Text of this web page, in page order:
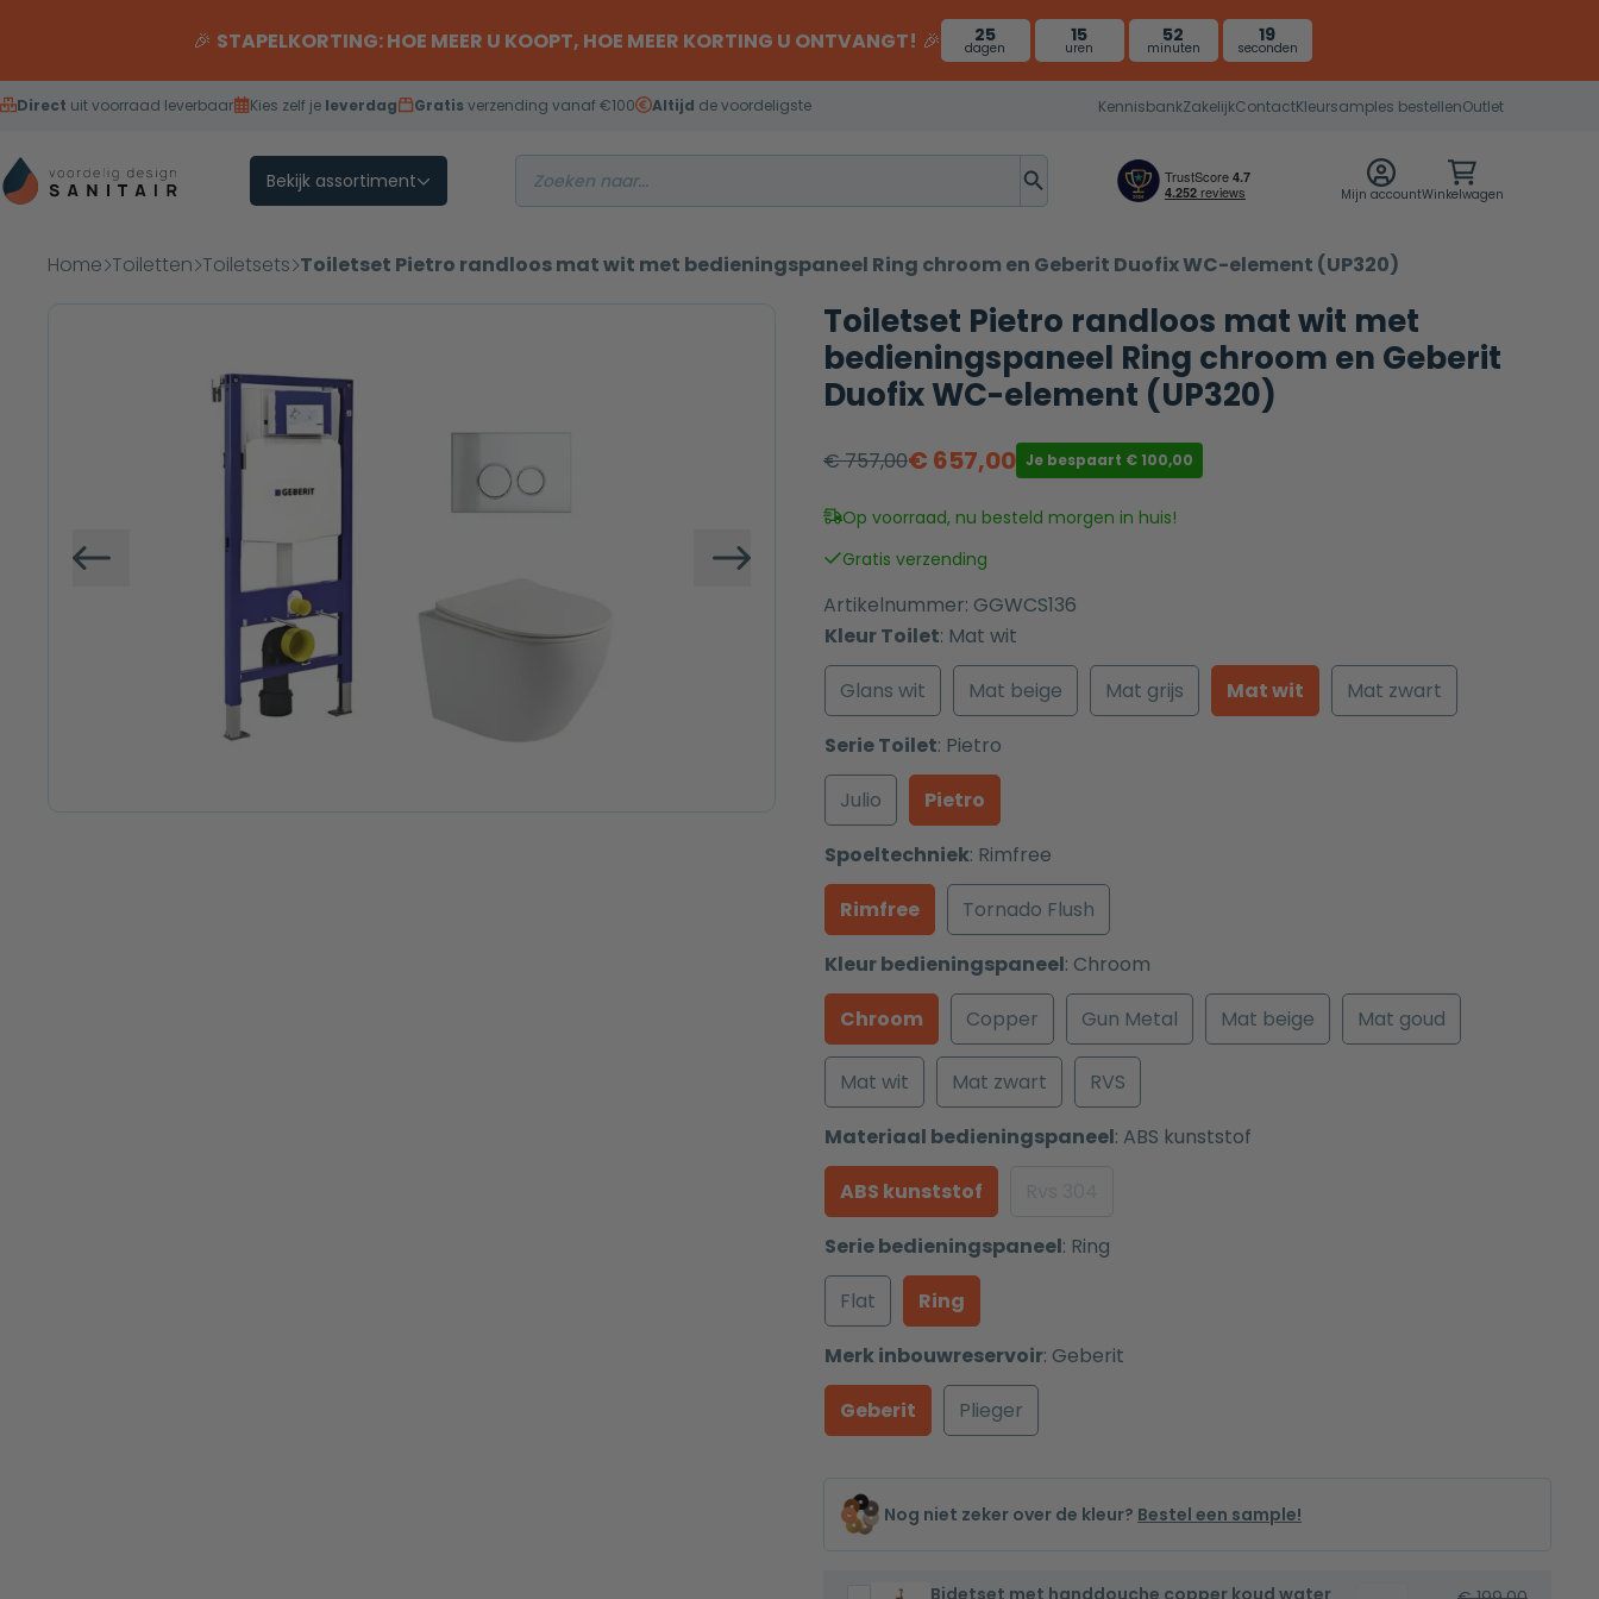
🎉 STAPELKORTING: HOE MEER U KOOPT, HOE MEER KORTING U ONTVANGT! 🎉 25
dagen
15
uren
52
minuten
18
seconden
Direct uit voorraad leverbaar Kies zelf je leverdag Gratisverzending vanaf €100 Altijd de voordeligste KennisbankZakelijkContactKleursamples bestellenOutlet
Bekijk assortiment
Mijn accountWinkelwagen
Home Toiletten Toiletsets Toiletset Pietro randloos mat wit met bedieningspaneel Ring chroom en Geberit Duofix WC-element (UP320)
Vorige Volgende
Toiletset Pietro randloos mat wit met
bedieningspaneel Ring chroom en Geberit
Duofix WC-element (UP320)
€757,00
Oorspronkelijke
prijs
was:
€ 757,00.
€ 657,00
Huidige
prijs
is:
€ 657,00.
Je bespaart €100,00
Op voorraad, nu besteld morgen in huis!
Gratis verzending
Artikelnummer: GGWCS136
Kleur Toilet: Mat wit
Glans wit
Mat beige Mat grijs Mat wit
Mat zwart
Serie Toilet: Pietro
Julio
Pietro
Spoeltechniek: Rimfree
Rimfree
Tornado Flush
Kleur bedieningspaneel: Chroom
Chroom
Copper Gun Metal Mat beige Mat goud
Mat wit Mat zwart
RVS
Materiaal bedieningspaneel: ABS kunststof
ABS kunststof
Serie bedieningspaneel: Ring
Flat
Ring
Merk inbouwreservoir: Geberit
Geberit
Plieger
Nog niet zeker over de kleur? Bestel een sample!
Bidetset met handdouche copper koud water